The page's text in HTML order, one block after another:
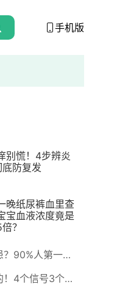
手机版
别慌！4步辨炎
防复发
晚纸尿裤血里查
宝血液浓度竟是
？
一管扶他林竟成隐患？90%人第一步就错了！
肝腹水不是突然来的！4个信号3个管理要点别等肚子鼓起来